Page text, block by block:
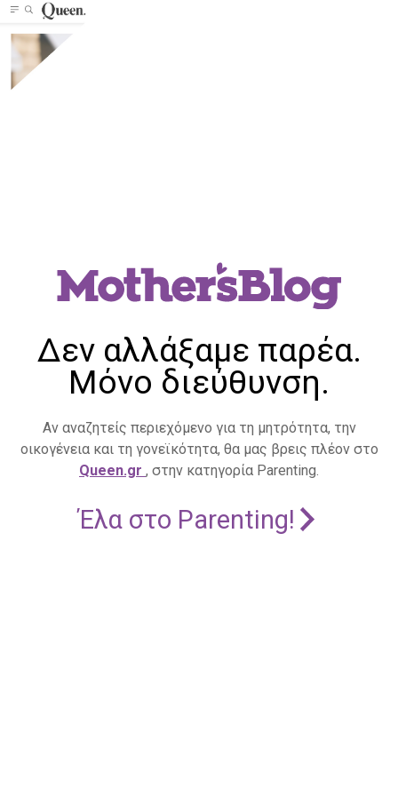
Δεν αλλάξαμε παρέα.
Μόνο διεύθυνση.
Αν αναζητείς περιεχόμενο για τη μητρότητα, την
οικογένεια και τη γονεϊκότητα, θα μας βρεις πλέον στο
Queen.gr , στην κατηγορία Parenting.
Έλα στο Parenting!